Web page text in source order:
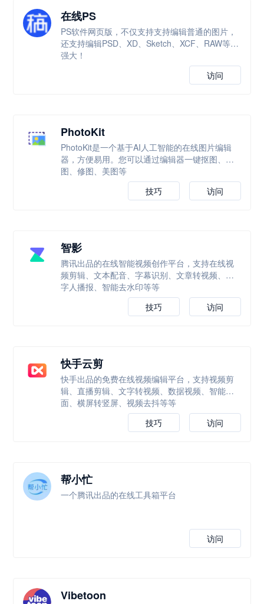
在线PS
PS软件网页版，不仅支持支持编辑普通的图片，
还支持编辑PSD、XD、Sketch、XCF、RAW等，
强大！
访问
PhotoKit
PhotoKit是一个基于AI人工智能的在线图片编辑
器，方便易用。您可以通过编辑器一键抠图、改
图、修图、美图等
访问
技巧
智影
腾讯出品的在线智能视频创作平台，支持在线视
频剪辑、文本配音、字幕识别、文章转视频、数
字人播报、智能去水印等等
访问
技巧
快手云剪
快手出品的免费在线视频编辑平台，支持视频剪
辑、直播剪辑、文字转视频、数据视频、智能封
面、横屏转竖屏、视频去抖等等
访问
技巧
帮小忙
一个腾讯出品的在线工具箱平台
访问
Vibetoon